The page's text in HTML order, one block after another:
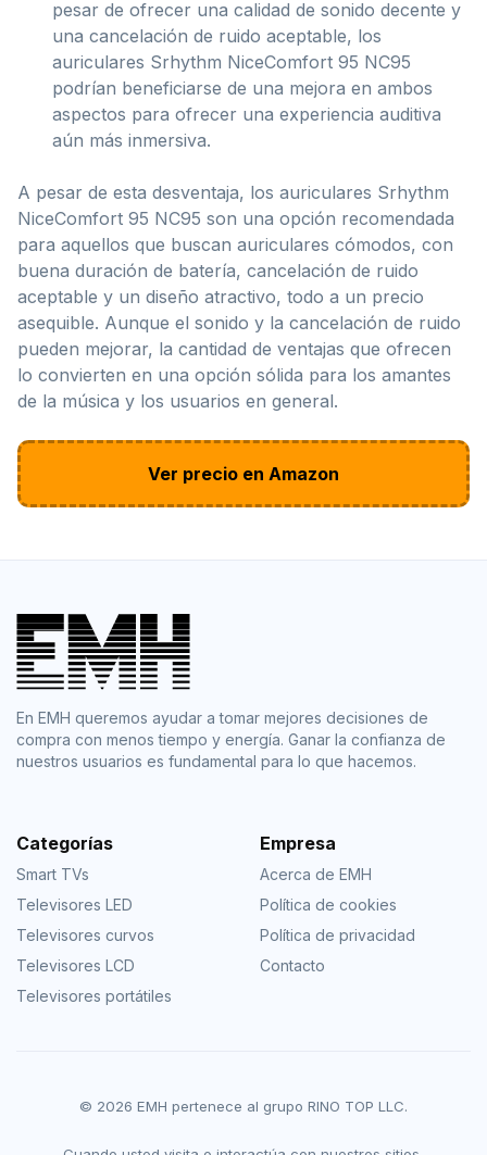
pesar de ofrecer una calidad de sonido decente y
una cancelación de ruido aceptable, los
auriculares Srhythm NiceComfort 95 NC95
podrían beneficiarse de una mejora en ambos
aspectos para ofrecer una experiencia auditiva
aún más inmersiva.
A pesar de esta desventaja, los auriculares Srhythm
NiceComfort 95 NC95 son una opción recomendada
para aquellos que buscan auriculares cómodos, con
buena duración de batería, cancelación de ruido
aceptable y un diseño atractivo, todo a un precio
asequible. Aunque el sonido y la cancelación de ruido
pueden mejorar, la cantidad de ventajas que ofrecen
lo convierten en una opción sólida para los amantes
de la música y los usuarios en general.
Ver precio en Amazon
En EMH queremos ayudar a tomar mejores decisiones de
compra con menos tiempo y energía. Ganar la confianza de
nuestros usuarios es fundamental para lo que hacemos.
Categorías
Smart TVs
Televisores LED
Televisores curvos
Televisores LCD
Televisores portátiles
Empresa
Acerca de EMH
Política de cookies
Política de privacidad
Contacto
© 2026 EMH pertenece al grupo RINO TOP LLC.